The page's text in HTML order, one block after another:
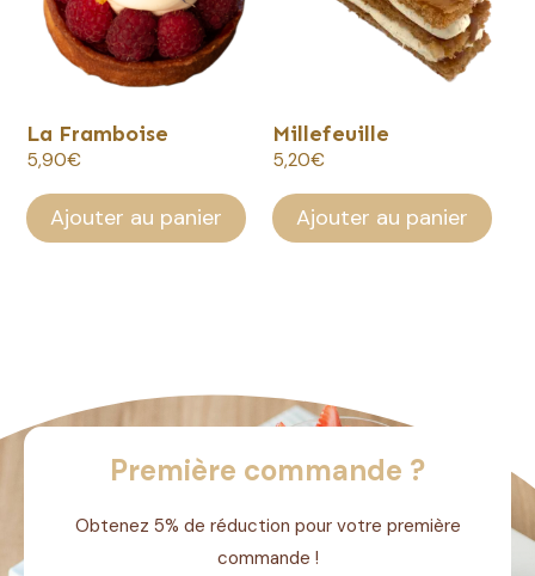
La Framboise
5,90€
Ajouter au panier
Millefeuille
5,20€
Ajouter au panier
Première commande ?
Obtenez 5% de réduction pour votre première
commande !